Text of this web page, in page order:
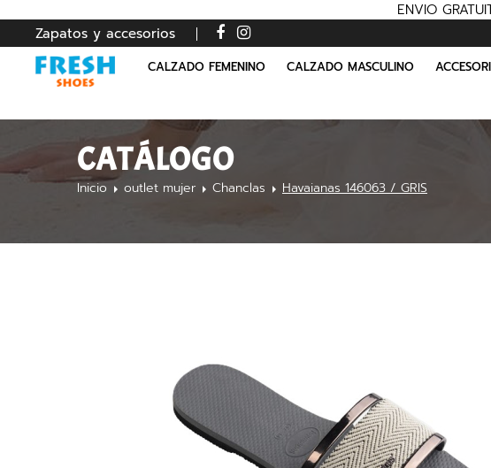
ENVIO
Zapatos y accesorios
CALZADO FEMENINO CALZADO MASCULINO
CATÁLOGO
Inicio outlet mujer Chanclas Havaianas 146063 / GRIS